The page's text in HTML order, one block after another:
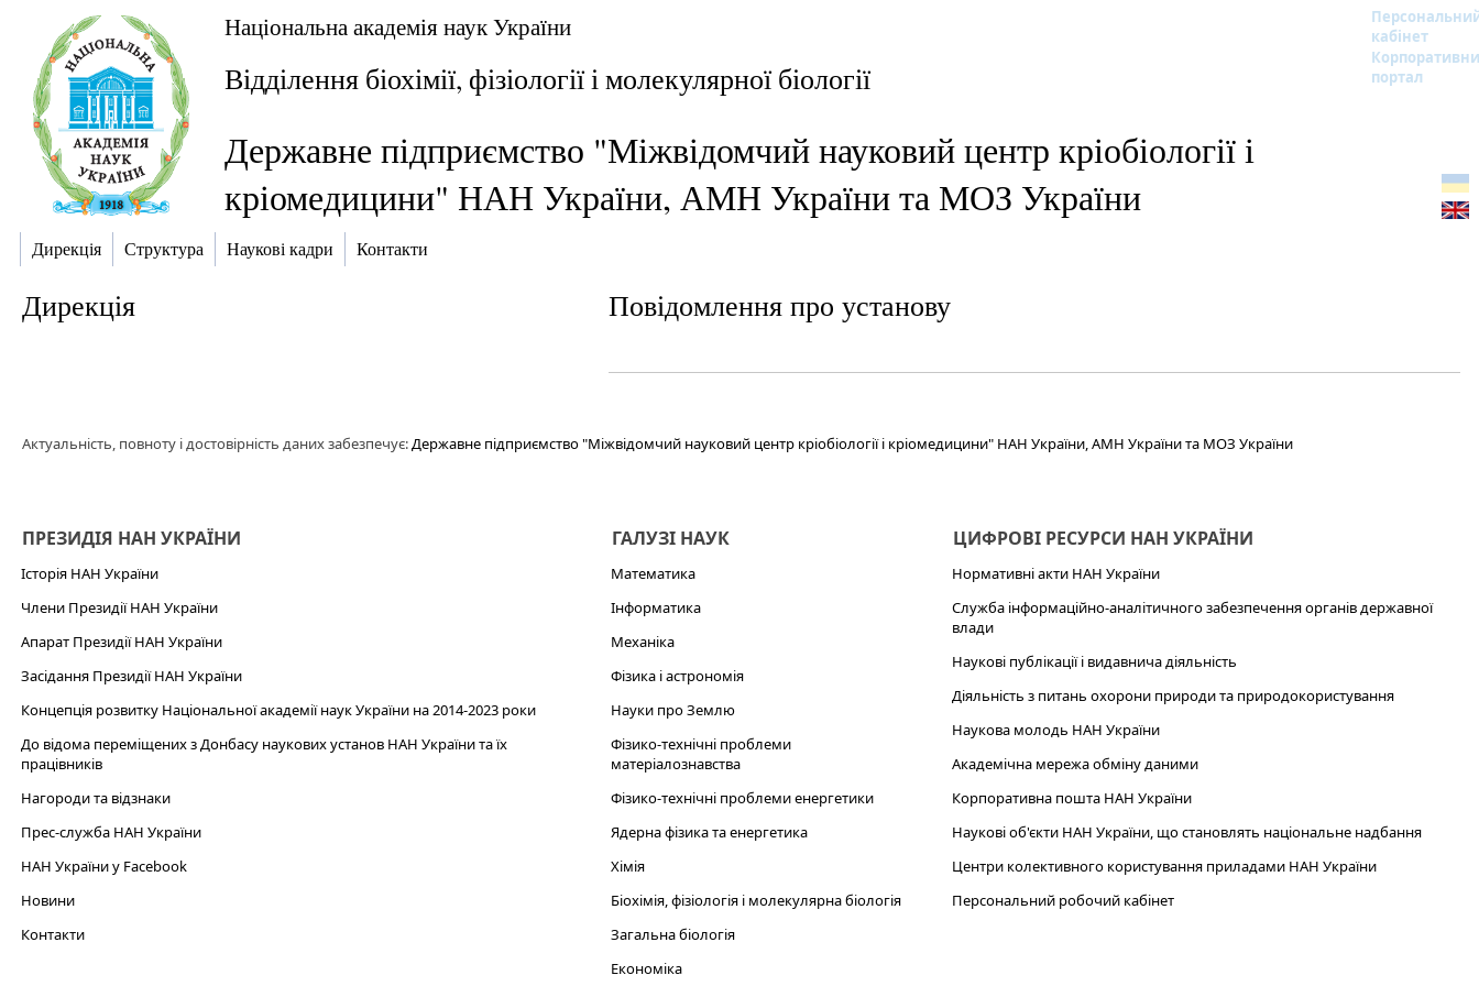
Національна академія наук України
кабінет
портал
Відділення біохімії, фізіології і молекулярної біології
Державне підприємство "Міжвідомчий науковий центр кріобіології і
кріомедицини" НАН України, АМН України та МОЗ України
Дирекція Структура Наукові кадри Контакти
Дирекція Повідомлення про установу
Актуальність, повноту і достовірність даних забезпечує:Державне підприємство "Міжвідомчий науковий центр кріобіології і кріомедицини" НАН України, АМН України та МОЗ України
ПРЕЗИДІЯ НАН УКРАЇНИ
Історія НАН України
Члени Президії НАН України
Апарат Президії НАН України
Засідання Президії НАН України
Концепція розвитку Національної академії наук України на 2014-2023 роки
До відома переміщених з Донбасу наукових установ НАН України та їх
працівників
Нагороди та відзнаки
Прес-служба НАН України
НАН України у Facebook
Новини
Контакти
ГАЛУЗІ НАУК
Математика
Інформатика
Механіка
Фізика і астрономія
Науки про Землю
Фізико-технічні проблеми
матеріалознавства
Фізико-технічні проблеми енергетики
Ядерна фізика та енергетика
Хімія
Біохімія, фізіологія і молекулярна біологія
Загальна біологія
Економіка
ЦИФРОВІ РЕСУРСИ НАН УКРАЇНИ
Нормативні акти НАН України
Служба інформаційно-аналітичного забезпечення органів державної
влади
Наукові публікації і видавнича діяльність
Діяльність з питань охорони природи та природокористування
Наукова молодь НАН України
Академічна мережа обміну даними
Корпоративна пошта НАН України
Наукові об'єкти НАН України, що становлять національне надбання
Центри колективного користування приладами НАН України
Персональний робочий кабінет